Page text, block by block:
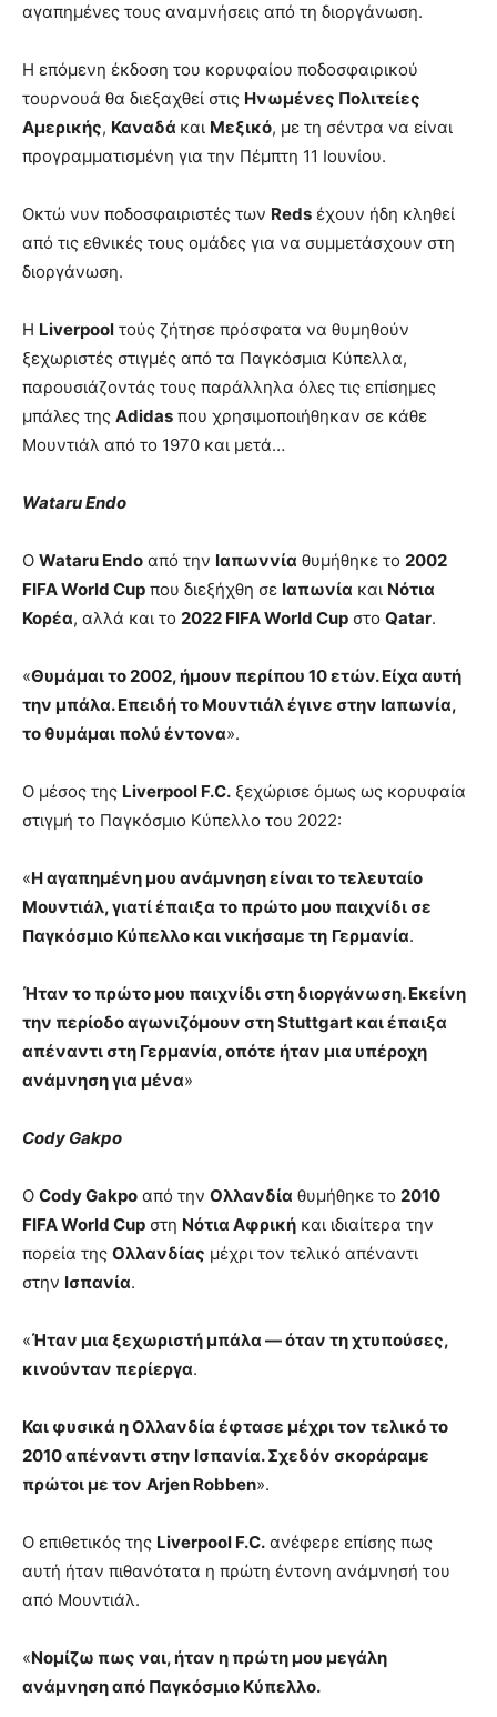
αγαπημένες τους αναμνήσεις από τη διοργάνωση.
Η επόμενη έκδοση του κορυφαίου ποδοσφαιρικού
τουρνουά θα διεξαχθεί στις Ηνωμένες Πολιτείες
Αμερικής, Καναδά και Μεξικό, με τη σέντρα να είναι
προγραμματισμένη για την Πέμπτη 11 Ιουνίου.
Οκτώ νυν ποδοσφαιριστές των Reds έχουν ήδη κληθεί
από τις εθνικές τους ομάδες για να συμμετάσχουν στη
διοργάνωση.
Η Liverpool τούς ζήτησε πρόσφατα να θυμηθούν
ξεχωριστές στιγμές από τα Παγκόσμια Κύπελλα,
παρουσιάζοντάς τους παράλληλα όλες τις επίσημες
μπάλες της Adidas που χρησιμοποιήθηκαν σε κάθε
Μουντιάλ από το 1970 και μετά…
Wataru Endo
Ο Wataru Endo από την Ιαπωννία θυμήθηκε το 2002
FIFA World Cup που διεξήχθη σε Ιαπωνία και Νότια
Κορέα, αλλά και το 2022 FIFA World Cup στο Qatar.
«Θυμάμαι το 2002, ήμουν περίπου 10 ετών. Είχα αυτή
την μπάλα. Επειδή το Μουντιάλ έγινε στην Ιαπωνία,
το θυμάμαι πολύ έντονα».
Ο μέσος της Liverpool F.C. ξεχώρισε όμως ως κορυφαία
στιγμή το Παγκόσμιο Κύπελλο του 2022:
«Η αγαπημένη μου ανάμνηση είναι το τελευταίο
Μουντιάλ, γιατί έπαιξα το πρώτο μου παιχνίδι σε
Παγκόσμιο Κύπελλο και νικήσαμε τη Γερμανία.
Ήταν το πρώτο μου παιχνίδι στη διοργάνωση. Εκείνη
την περίοδο αγωνιζόμουν στη Stuttgart και έπαιξα
απέναντι στη Γερμανία, οπότε ήταν μια υπέροχη
ανάμνηση για μένα»
Cody Gakpo
Ο Cody Gakpo από την Ολλανδία θυμήθηκε το 2010
FIFA World Cup στη Νότια Αφρική και ιδιαίτερα την
πορεία της Ολλανδίας μέχρι τον τελικό απέναντι
στην Ισπανία.
«Ήταν μια ξεχωριστή μπάλα — όταν τη χτυπούσες,
κινούνταν περίεργα.
Και φυσικά η Ολλανδία έφτασε μέχρι τον τελικό το
2010 απέναντι στην Ισπανία. Σχεδόν σκοράραμε
πρώτοι με τον Arjen Robben».
Ο επιθετικός της Liverpool F.C. ανέφερε επίσης πως
αυτή ήταν πιθανότατα η πρώτη έντονη ανάμνησή του
από Μουντιάλ.
«Νομίζω πως ναι, ήταν η πρώτη μου μεγάλη
ανάμνηση από Παγκόσμιο Κύπελλο.